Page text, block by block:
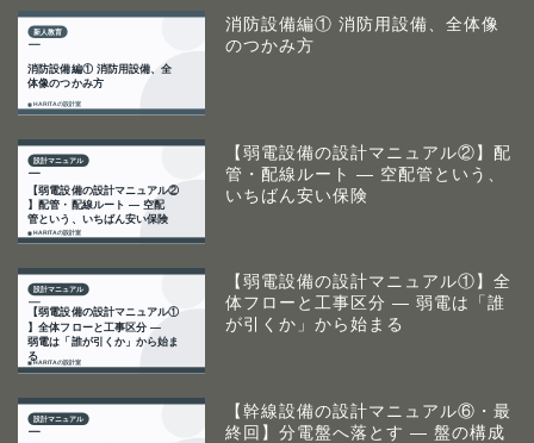
消防設備編① 消防用設備、全体像
のつかみ方
【弱電設備の設計マニュアル②】配
管・配線ルート ― 空配管という、
いちばん安い保険
【弱電設備の設計マニュアル①】全
体フローと工事区分 ― 弱電は「誰
が引くか」から始まる
【幹線設備の設計マニュアル⑥・最
終回】分電盤へ落とす ― 盤の構成